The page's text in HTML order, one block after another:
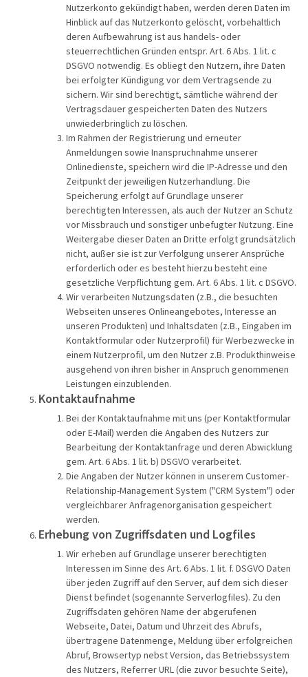
Nutzerkonto gekündigt haben, werden deren Daten im
Hinblick auf das Nutzerkonto gelöscht, vorbehaltlich
deren Aufbewahrung ist aus handels- oder
steuerrechtlichen Gründen entspr. Art. 6 Abs. 1 lit. c
DSGVO notwendig. Es obliegt den Nutzern, ihre Daten
bei erfolgter Kündigung vor dem Vertragsende zu
sichern. Wir sind berechtigt, sämtliche während der
Vertragsdauer gespeicherten Daten des Nutzers
unwiederbringlich zu löschen.
Im Rahmen der Registrierung und erneuter
Anmeldungen sowie Inanspruchnahme unserer
Onlinedienste, speichern wird die IP-Adresse und den
Zeitpunkt der jeweiligen Nutzerhandlung. Die
Speicherung erfolgt auf Grundlage unserer
berechtigten Interessen, als auch der Nutzer an Schutz
vor Missbrauch und sonstiger unbefugter Nutzung. Eine
Weitergabe dieser Daten an Dritte erfolgt grundsätzlich
nicht, außer sie ist zur Verfolgung unserer Ansprüche
erforderlich oder es besteht hierzu besteht eine
gesetzliche Verpflichtung gem. Art. 6 Abs. 1 lit. c DSGVO.
Wir verarbeiten Nutzungsdaten (z.B., die besuchten
Webseiten unseres Onlineangebotes, Interesse an
unseren Produkten) und Inhaltsdaten (z.B., Eingaben im
Kontaktformular oder Nutzerprofil) für Werbezwecke in
einem Nutzerprofil, um den Nutzer z.B. Produkthinweise
ausgehend von ihren bisher in Anspruch genommenen
Leistungen einzublenden.
Kontaktaufnahme
Bei der Kontaktaufnahme mit uns (per Kontaktformular
oder E-Mail) werden die Angaben des Nutzers zur
Bearbeitung der Kontaktanfrage und deren Abwicklung
gem. Art. 6 Abs. 1 lit. b) DSGVO verarbeitet.
Die Angaben der Nutzer können in unserem Customer-
Relationship-Management System ("CRM System") oder
vergleichbarer Anfragenorganisation gespeichert
werden.
Erhebung von Zugriffsdaten und Logfiles
Wir erheben auf Grundlage unserer berechtigten
Interessen im Sinne des Art. 6 Abs. 1 lit. f. DSGVO Daten
über jeden Zugriff auf den Server, auf dem sich dieser
Dienst befindet (sogenannte Serverlogfiles). Zu den
Zugriffsdaten gehören Name der abgerufenen
Webseite, Datei, Datum und Uhrzeit des Abrufs,
übertragene Datenmenge, Meldung über erfolgreichen
Abruf, Browsertyp nebst Version, das Betriebssystem
des Nutzers, Referrer URL (die zuvor besuchte Seite),